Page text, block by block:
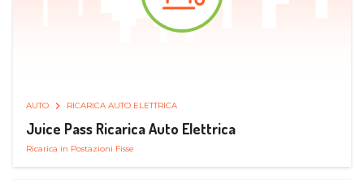
AUTO RICARICA AUTO ELETTRICA
Juice Pass Ricarica Auto Elettrica
Ricarica in Postazioni Fisse